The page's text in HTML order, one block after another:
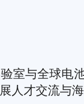
与全球电
人才交流与